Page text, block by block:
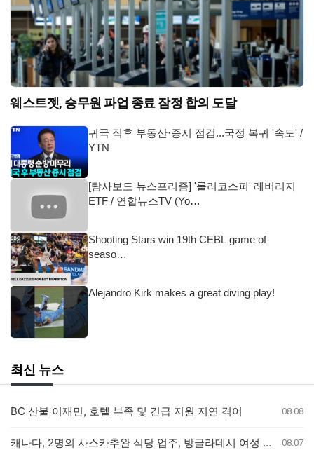
웨스트젯, 승무원 파업 종료 잠정 합의 도달
귀국 직후 부동산·증시 점검...국정 복귀 '속도' /
YTN
[탐사보도 뉴스프리즘] '롤러코스피' 레버리지
ETF / 연합뉴스TV (Yo…
Shooting Stars win 19th CEBL game of
seaso…
Alejandro Kirk makes a great diving play!
최신 뉴스
BC 산불 이재민, 호텔 부족 및 긴급 지원 지연 겪어 08.08
캐나다, 2명의 사스카추완 식당 업주, 방글라데시 여성 인신매매 유죄 판결 08.07